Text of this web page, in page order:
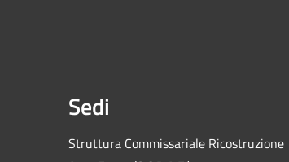
Sedi
Struttura Commissariale Ricostruzione